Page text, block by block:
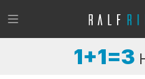
!
Возникли вопросы? -
1+1=3